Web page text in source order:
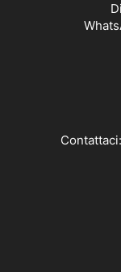
Contattaci: